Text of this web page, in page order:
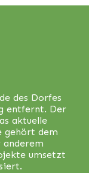
des Dorfes
entfernt. Der
aktuelle
gehört dem
anderem
umsetzt